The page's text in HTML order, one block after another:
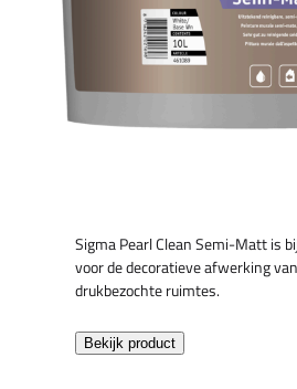
Sigma Pearl Clean Semi-Matt is
voor de decoratieve afwerking
drukbezochte ruimtes.
Bekijk product